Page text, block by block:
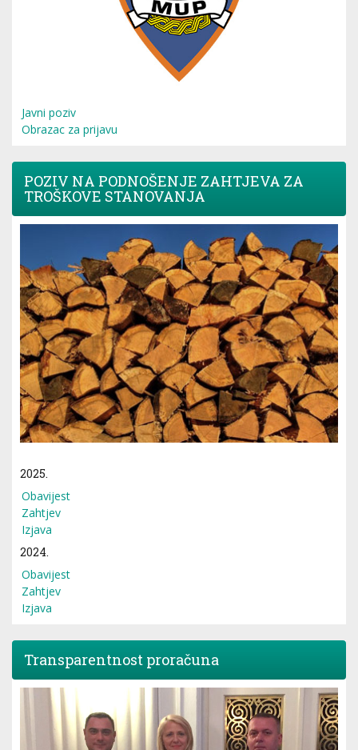
Javni poziv
Obrazac za prijavu
POZIV NA PODNOŠENJE ZAHTJEVA ZA
TROŠKOVE STANOVANJA
2025.
Obavijest
Zahtjev
Izjava
2024.
Obavijest
Zahtjev
Izjava
Transparentnost proračuna